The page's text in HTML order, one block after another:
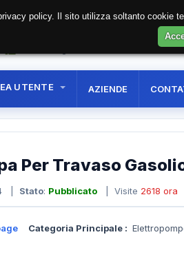
UTENTE AZIENDE
Per Travaso
Stato: Pubblicato | Visite 2618 ora
Categoria Principale :
policy. Il sito utilizza soltanto cookie